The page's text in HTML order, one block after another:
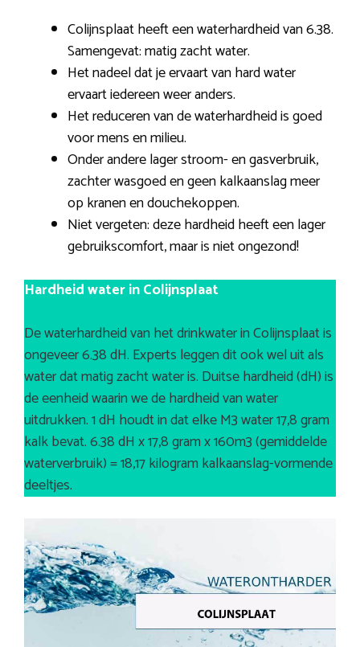
Colijnsplaat heeft een waterhardheid van 6.38.
Samengevat: matig zacht water.
Het nadeel dat je ervaart van hard water
ervaart iedereen weer anders.
Het reduceren van de waterhardheid is goed
voor mens en milieu.
Onder andere lager stroom- en gasverbruik,
zachter wasgoed en geen kalkaanslag meer
op kranen en douchekoppen.
Niet vergeten: deze hardheid heeft een lager
gebruikscomfort, maar is niet ongezond!
Hardheid water in Colijnsplaat
De waterhardheid van het drinkwater in Colijnsplaat is
ongeveer 6.38 dH. Experts leggen dit ook wel uit als
water dat matig zacht water is. Duitse hardheid (dH) is
de eenheid waarin we de hardheid van water
uitdrukken. 1 dH houdt in dat elke M3 water 17,8 gram
kalk bevat. 6.38 dH x 17,8 gram x 160m3 (gemiddelde
waterverbruik) = 18,17 kilogram kalkaanslag-vormende
deeltjes.